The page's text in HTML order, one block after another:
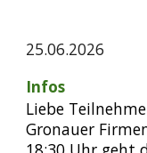
25.06.2026
Infos
Liebe
Gronauer